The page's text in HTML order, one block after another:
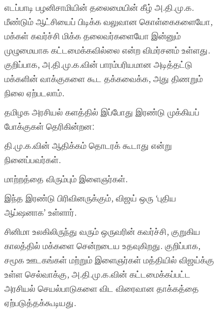
எடப்பாடி பழனிசாமியின் தலைமையின் கீழ் அ.தி.மு.க.
மீண்டும் ஆட்சியைப் பிடிக்க வலுவான கொள்கைகளையோ,
மக்கள் கவர்ச்சி மிக்க தலைவர்களையோ இன்னும்
முழுமையாக கட்டமைக்கவில்லை என்ற விமர்சனம் உள்ளது.
குறிப்பாக, அ.தி.மு.க.வின் பாரம்பரியமான அடித்தட்டு
மக்களின் வாக்குகளை கூட தக்கவைக்க, அது திணறும்
நிலை ஏற்படலாம்.
தமிழக அரசியல் களத்தில் இப்போது இரண்டு முக்கியப்
போக்குகள் தெரிகின்றன:
தி.மு.க.வின் ஆதிக்கம் தொடரக் கூடாது என்று
நினைப்பவர்கள்.
மாற்றத்தை விரும்பும் இளைஞர்கள்.
இந்த இரண்டு பிரிவினருக்கும், விஜய் ஒரு ‘புதிய
ஆப்ஷனாக’ உள்ளார்.
சினிமா உலகிலிருந்து வரும் ஒருவரின் கவர்ச்சி, குறுகிய
காலத்தில் மக்களை சென்றடைய உதவுகிறது. குறிப்பாக,
சமூக ஊடகங்கள் மற்றும் இளைஞர்கள் மத்தியில் விஜய்க்கு
உள்ள செல்வாக்கு, அ.தி.மு.க.வின் கட்டமைக்கப்பட்ட
அரசியல் செயல்பாடுகளை விட விரைவான தாக்கத்தை
ஏற்படுத்தக்கூடியது.